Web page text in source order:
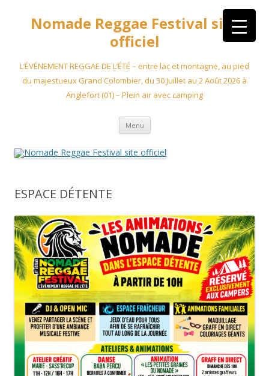
contenuNomade Reggae Festival site
officiel
L’ÉVÉNEMENT REGGAE DE L’ÉTÉ – entre lac et montagne, au pied
du majestueux Grand Colombier, du 30 Juillet au 2 Août 2026 à
Anglefort (01) – Plein air avec camping
Menu
ESPACE DÉTENTE